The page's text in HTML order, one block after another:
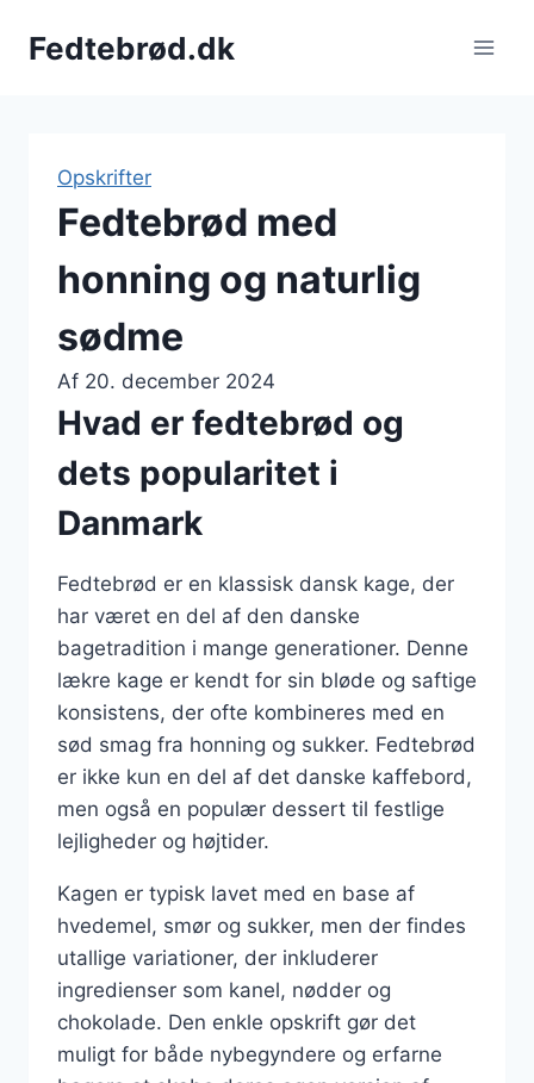
Fedtebrød.dk
Opskrifter
Fedtebrød med
honning og naturlig
sødme
Af 20. december 2024
Hvad er fedtebrød og
dets popularitet i
Danmark
Fedtebrød er en klassisk dansk kage, der
har været en del af den danske
bagetradition i mange generationer. Denne
lækre kage er kendt for sin bløde og saftige
konsistens, der ofte kombineres med en
sød smag fra honning og sukker. Fedtebrød
er ikke kun en del af det danske kaffebord,
men også en populær dessert til festlige
lejligheder og højtider.
Kagen er typisk lavet med en base af
hvedemel, smør og sukker, men der findes
utallige variationer, der inkluderer
ingredienser som kanel, nødder og
chokolade. Den enkle opskrift gør det
muligt for både nybegyndere og erfarne